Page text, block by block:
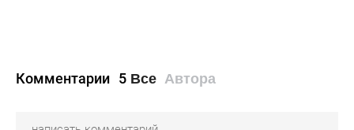
Комментарии 5 Все Автора